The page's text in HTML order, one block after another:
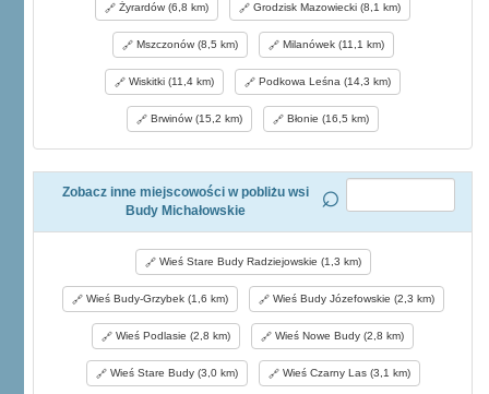
Żyrardów (6,8 km) Grodzisk Mazowiecki (8,1 km)
Mszczonów (8,5 km) Milanówek (11,1 km)
Wiskitki (11,4 km) Podkowa Leśna (14,3 km)
Brwinów (15,2 km) Błonie (16,5 km)
Zobacz inne miejscowości w pobliżu wsi
Budy Michałowskie
Wieś Stare Budy Radziejowskie (1,3 km)
Wieś Budy-Grzybek (1,6 km) Wieś Budy Józefowskie (2,3 km)
Wieś Podlasie (2,8 km) Wieś Nowe Budy (2,8 km)
Wieś Stare Budy (3,0 km) Wieś Czarny Las (3,1 km)